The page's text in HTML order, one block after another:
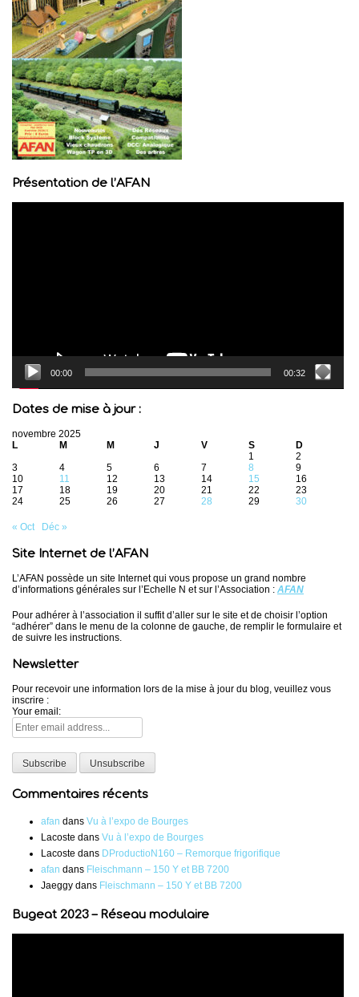
Présentation de l’AFAN
00:00 00:32
Dates de mise à jour :
novembre 2025
L
M M J V S
D
1
2
3
4 5 6 7 8
9
10
11 12 13 14 15
16
17
18 19 20 21 22
23
24
25 26 27 28 29 30
« Oct Déc »
Site Internet de l’AFAN
L’AFAN possède un site Internet qui vous propose un grand nombre
d’informations générales sur l’Echelle N et sur l’Association : AFAN
Pour adhérer à l’association il suffit d’aller sur le site et de choisir l’option
“adhérer” dans le menu de la colonne de gauche, de remplir le formulaire et
de suivre les instructions.
Newsletter
Pour recevoir une information lors de la mise à jour du blog, veuillez vous
inscrire :
Your email:
Commentaires récents
afan dans Vu à l’expo de Bourges
Lacoste dans Vu à l’expo de Bourges
Lacoste dans DProductioN160 – Remorque frigorifique
afan dans Fleischmann – 150 Y et BB 7200
Jaeggy dans Fleischmann – 150 Y et BB 7200
Bugeat 2023 – Réseau modulaire